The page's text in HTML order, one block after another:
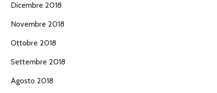
Dicembre 2018
Novembre 2018
Ottobre 2018
Settembre 2018
Agosto 2018